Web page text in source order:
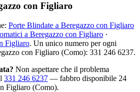
con Figliaro
Porte Blindate a Beregazzo con Figliaro
a Beregazzo con Figliaro ·
Figliaro. Un unico numero per ogni
con Figliaro (Como): 331 246 6237.
Non aspettare che il problema
331 246 6237 — fabbro disponibile 24
Figliaro (Como).